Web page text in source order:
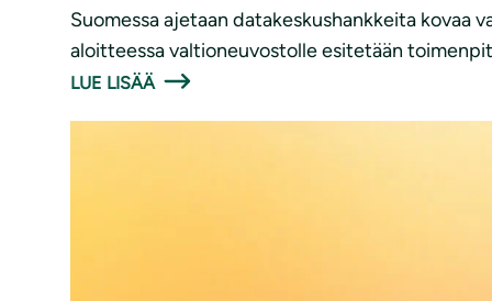
Suomessa ajetaan datakeskushankkeita kovaa
aloitteessa valtioneuvostolle esitetään
LUE LISÄÄ